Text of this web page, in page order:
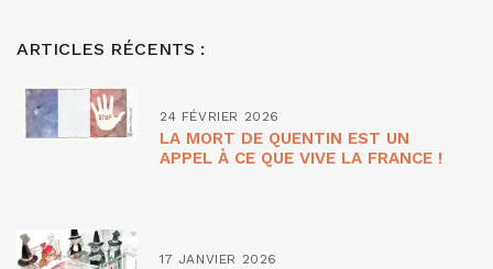
ARTICLES RÉCENTS :
24 FÉVRIER 2026
LA MORT DE QUENTIN EST UN
APPEL À CE QUE VIVE LA FRANCE !
17 JANVIER 2026